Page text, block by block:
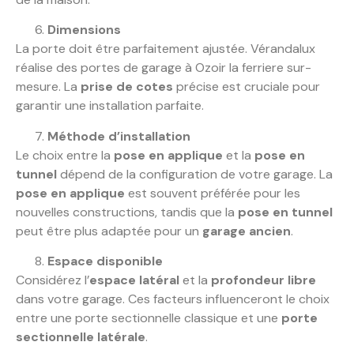
Dimensions
La porte doit être parfaitement ajustée. Vérandalux
réalise des portes de garage à Ozoir la ferriere sur-
mesure. La prise de cotes précise est cruciale pour
garantir une installation parfaite.
Méthode d’installation
Le choix entre la pose en applique et la pose en
tunneldépend de la configuration de votre garage. La
pose en applique est souvent préférée pour les
nouvelles constructions, tandis que la pose en tunnel
peut être plus adaptée pour un garage ancien.
Espace disponible
Considérez l’espace latéralet la profondeur libre
dans votre garage. Ces facteurs influenceront le choix
entre une porte sectionnelle classique et une porte
sectionnelle latérale.